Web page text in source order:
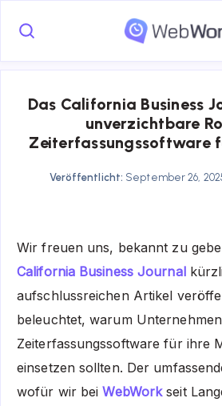
Das California Business
unverzichtbare
Zeiterfassungssoftware
Veröffentlicht: September 26,
Wir freuen uns, bekannt zu
California Business Journal
aufschlussreichen Artikel
beleuchtet, warum Unternehmen
Zeiterfassungssoftware für ihre
einsetzen sollten. Der
wofür wir beiWebWorkseit